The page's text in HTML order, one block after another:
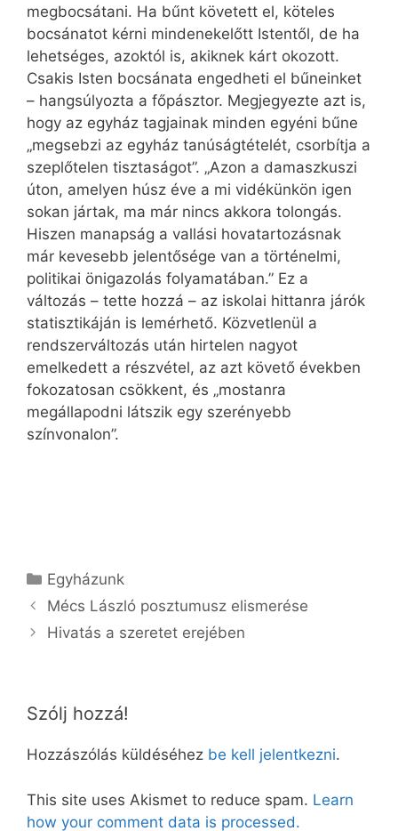
megbocsátani. Ha bűnt követett el, köteles
bocsánatot kérni mindenekelőtt Istentől, de ha
lehetséges, azoktól is, akiknek kárt okozott.
Csakis Isten bocsánata engedheti el bűneinket
– hangsúlyozta a főpásztor. Megjegyezte azt is,
hogy az egyház tagjainak minden egyéni bűne
„megsebzi az egyház tanúságtételét, csorbítja a
szeplőtelen tisztaságot”. „Azon a damaszkuszi
úton, amelyen húsz éve a mi vidékünkön igen
sokan jártak, ma már nincs akkora tolongás.
Hiszen manapság a vallási hovatartozásnak
már kevesebb jelentősége van a történelmi,
politikai önigazolás folyamatában.” Ez a
változás – tette hozzá – az iskolai hittanra járók
statisztikáján is lemérhető. Közvetlenül a
rendszerváltozás után hirtelen nagyot
emelkedett a részvétel, az azt követő években
fokozatosan csökkent, és „mostanra
megállapodni látszik egy szerényebb
színvonalon”.
Kategória
Egyházunk
Mécs László posztumusz elismerése
Hivatás a szeretet erejében
Szólj hozzá!
Hozzászólás küldéséhez be kell jelentkezni.
This site uses Akismet to reduce spam. Learn
how your comment data is processed.